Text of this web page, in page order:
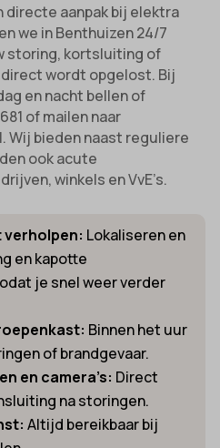
directe aanpak bij elektra
we in Benthuizen 24/7
storing, kortsluiting of
wordt opgelost. Bij
en nacht bellen of
of mailen naar
Wij bieden naast reguliere
ook acute
winkels en VvE’s.
Lokaliseren en
en kapotte
je snel weer verder
Binnen het uur
of brandgevaar.
en camera’s: Direct
na storingen.
Altijd bereikbaar bij